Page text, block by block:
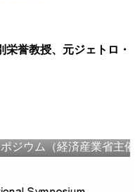
誉教授、元ジェトロ・